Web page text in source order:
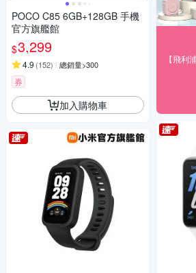
POCO C85 6GB+128GB 手機
官方旗艦館
$3,299
4.9 (152) 總銷量>300
券
加入購物車